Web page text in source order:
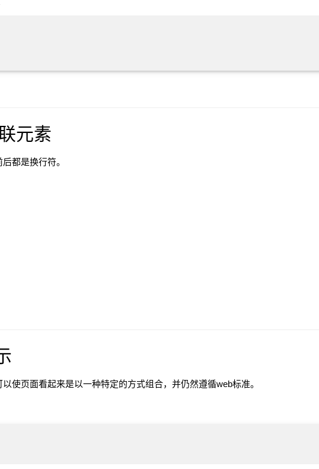
元素
都是换行符。
使页面看起来是以一种特定的方式组合，并仍然遵循web标准。